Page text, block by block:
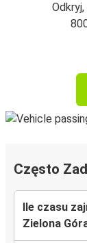
Często
Ile czasu
Zielona